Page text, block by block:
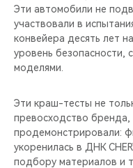
Эти автомобили не
участвовали в
конвейера десять лет
уровень безопасности,
моделями.
Эти краш-тесты не
превосходство бренда,
продемонстрировали:
укоренилась в ДНК
подбору материалов и